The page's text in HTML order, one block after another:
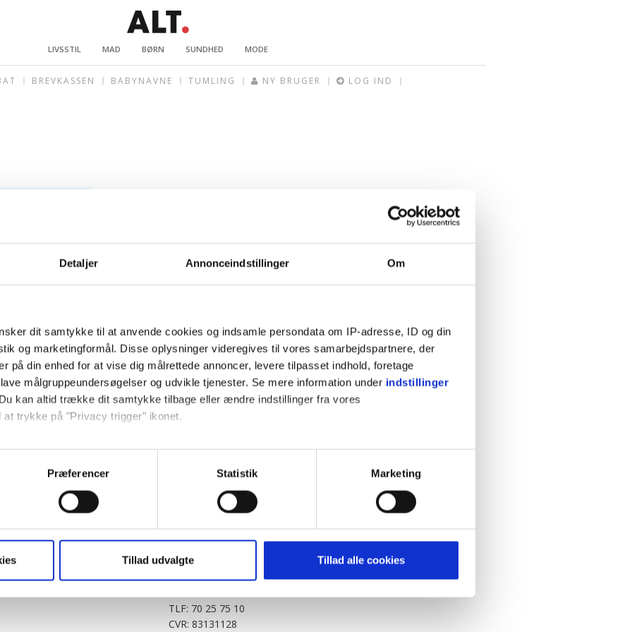
Detaljer Annonceindstillinger Om
dit samtykke til at anvende cookies og indsamle persondata om IP-adresse, ID og din
og marketingformål. Disse oplysninger videregives til vores samarbejdspartnere, der
på din enhed for at vise dig målrettede annoncer, levere tilpasset indhold, foretage
målgruppeundersøgelser og udvikle tjenester. Se mere information under indstillinger
kan altid trække dit samtykke tilbage eller ændre indstillinger fra vores
at trykke på "Privacy trigger" ikonet.
gerne:
om din placering, der kan være nøjagtig inden for få meter
baseret på en scanning af dens unikke karakteristika (fingerprinting)
må bruge egne cookies og cookies fra tredjeparter til at optimere dit besøg på vores
generere statistik og huske dine præferencer samt til brug for markedsføring, så vi
tilbage. Du skal være opmærksom på, at vores hjemmeside muligvis ikke fungerer
cookies eller tilbagetrækker et samtykke. Du kan læse mere om vores brug af cookies
Præferencer Statistik Marketing
Tillad udvalgte Tillad alle cookies
LIVSSTIL MAD BØRN SUNDHED MODE
BREVKASSEN BABYNAVNE TUMLING NY BRUGER LOG IND
KitchenOne.dk
Jollyroom.dk
Outnorth.dk
Klikk.no
Alt.dk
Realityportalen.dk
Cookiepolitik
Privatlivspolitik
BABY.DK
Story House Egmont A/S
Strødamvej 46
TLF: 70 25 75 10
CVR: 83131128